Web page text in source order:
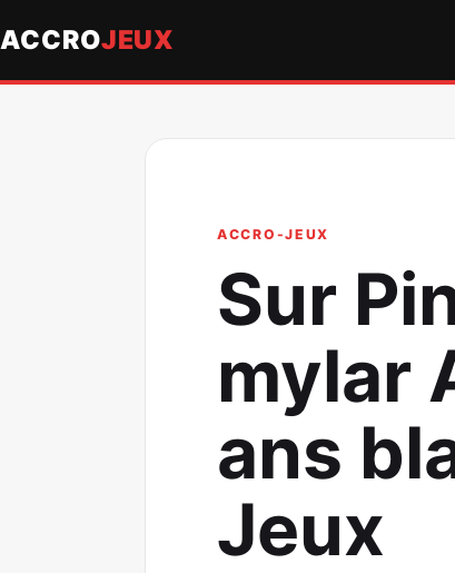
ACCROJEUX
ACCRO-JEUX
Sur
mylar
ans
Jeux